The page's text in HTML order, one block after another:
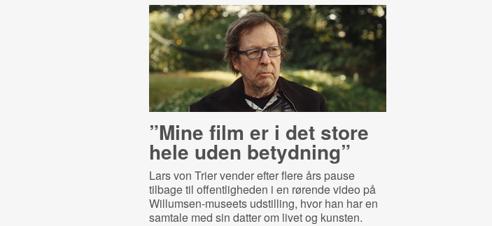
”Mine film er i det store
hele uden betydning”
Lars von Trier vender efter flere års pause
tilbage til offentligheden i en rørende video på
Willumsen-museets udstilling, hvor han har en
samtale med sin datter om livet og kunsten.